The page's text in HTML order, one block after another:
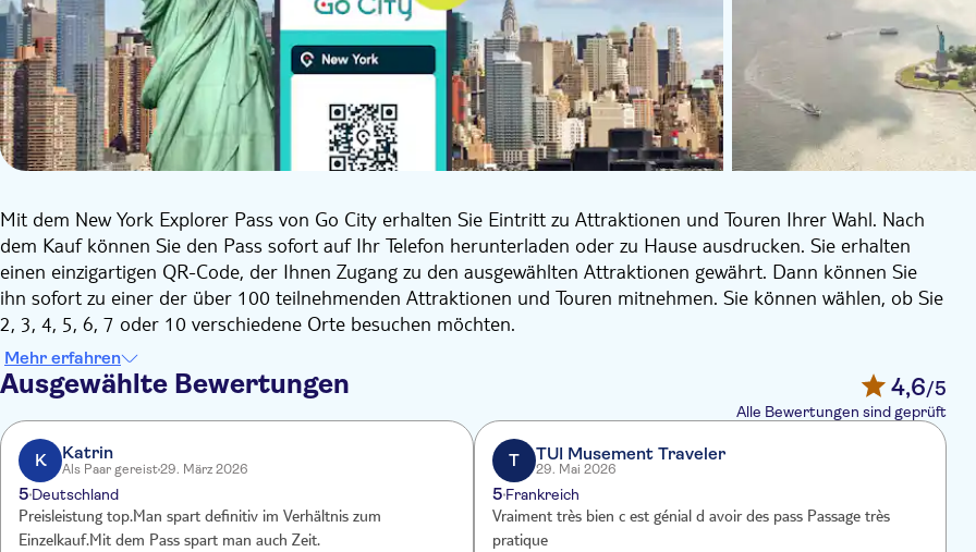
Mit dem New York Explorer Pass von Go City erhalten Sie Eintritt zu Attraktionen und Touren Ihrer Wahl. Nach
dem Kauf können Sie den Pass sofort auf Ihr Telefon herunterladen oder zu Hause ausdrucken. Sie erhalten
einen einzigartigen QR-Code, der Ihnen Zugang zu den ausgewählten Attraktionen gewährt. Dann können Sie
ihn sofort zu einer der über 100 teilnehmenden Attraktionen und Touren mitnehmen. Sie können wählen, ob Sie
2, 3, 4, 5, 6, 7 oder 10 verschiedene Orte besuchen möchten.
Möchten Sie das Empire State Building besteigen oder das One World Observatory betreten? Wir haben das
Richtige für Sie!
Jeder Pass beinhaltet den kostenlosen Zugang zur Go City-App. Es ist einfach und bequem: Sie können auf der
Karte und der Liste der Attraktionen nachsehen, wo Sie als Nächstes hingehen möchten, die Anweisungen zum
Einlass überprüfen oder bei Bedarf im Voraus reservieren und Ihren Pass von Ihrem Mobilgerät aus vorzeigen.
Der Explorer Pass von Go City ist die beste Option, um Geld zu sparen und das Beste zu sehen, was NY zu
bieten hat.
Einige der Attraktionen, die Sie mit Ihrem Pass besuchen können, sind:
Mehr erfahren
Ausgewählte Bewertungen 4,6/5
Alle Bewertungen sind geprüft
K Katrin
Als Paar gereist29. März 2026
5 Deutschland
Preisleistung top.Man spart definitiv im Verhältnis zum
Einzelkauf.Mit dem Pass spart man auch Zeit.
T TUI Musement Traveler
29. Mai 2026
5Frankreich
Vraiment très bien c est génial d avoir des pass Passage très
pratique